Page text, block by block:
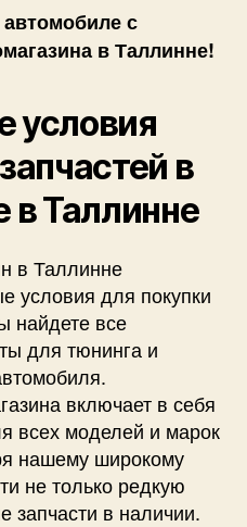
с
в Таллинне!
условия
в
в Таллинне
в Таллинне
условия для покупки
найдете все
для тюнинга и
включает в себя
всех моделей и марок
нашему широкому
не только редкую
запчасти в наличии.